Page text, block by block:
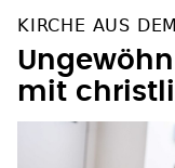
KIRCHE AUS
mit